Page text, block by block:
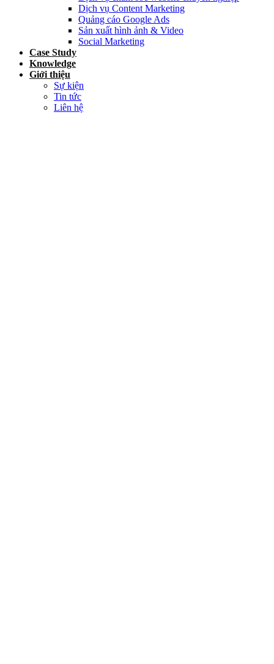
Dịch vụ Content Marketing
Quảng cáo Google Ads
Sản xuất hình ảnh & Video
Social Marketing
Case Study
Knowledge
Giới thiệu
Sự kiện
Tin tức
Liên hệ